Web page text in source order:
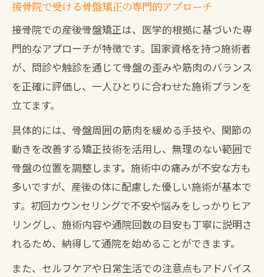
接骨院で受ける骨盤矯正の専門的アプローチ
接骨院での産後骨盤矯正は、医学的根拠に基づいた専
門的なアプローチが特徴です。国家資格を持つ施術者
が、問診や触診を通じて骨盤の歪みや筋肉のバランス
を正確に評価し、一人ひとりに合わせた施術プランを
立てます。
具体的には、骨盤周囲の筋肉を緩める手技や、関節の
動きを改善する矯正技術を活用し、無理のない範囲で
骨盤の位置を調整します。施術中の痛みが不安な方も
多いですが、産後の体に配慮した優しい施術が基本で
す。初回カウンセリングで不安や悩みをしっかりヒア
リングし、施術内容や通院回数の目安も丁寧に説明さ
れるため、納得して通院を始めることができます。
また、セルフケアや日常生活での注意点もアドバイス